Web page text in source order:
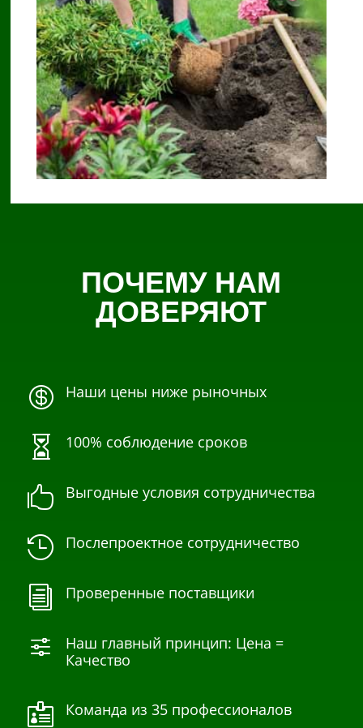
ПОЧЕМУ НАМ
ДОВЕРЯЮТ
 Наши цены ниже рыночных
 100% соблюдение сроков
 Выгодные условия сотрудничества
 Послепроектное сотрудничество
i Проверенные поставщики
f
Наш главный принцип: Цена =
Качество
 Команда из 35 профессионалов